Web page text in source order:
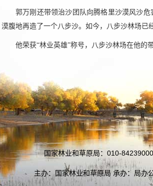
郭万刚还带领治沙团队向腾格里沙漠风沙
漠腹地再造了一个八步沙。如今，八步沙林场
他荣获“林业英雄”称号，八步沙林场在他的
国家林业和草原局：010-
主办：国家林业和草原局 承办：局办